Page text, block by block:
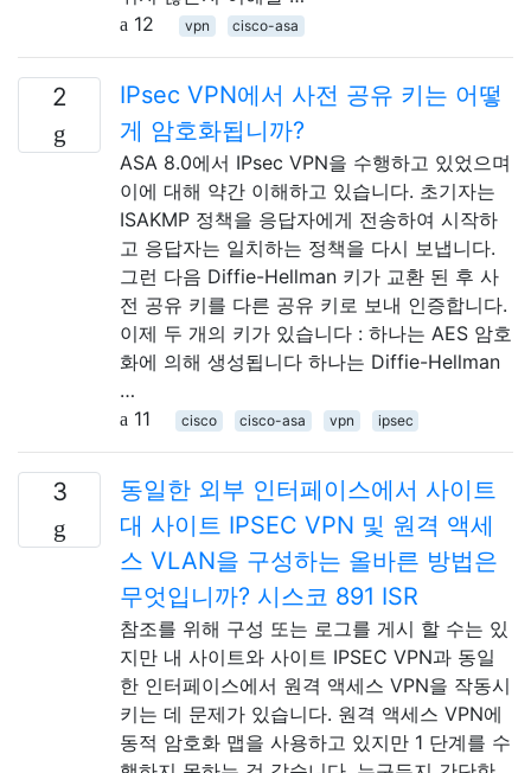
12
vpn cisco-asa
2
IPsec VPN에서 사전 공유 키는 어떻
게 암호화됩니까?
ASA 8.0에서 IPsec VPN을 수행하고 있었으며
이에 대해 약간 이해하고 있습니다. 초기자는
ISAKMP 정책을 응답자에게 전송하여 시작하
고 응답자는 일치하는 정책을 다시 보냅니다.
그런 다음 Diffie-Hellman 키가 교환 된 후 사
전 공유 키를 다른 공유 키로 보내 인증합니다.
이제 두 개의 키가 있습니다 : 하나는 AES 암호
화에 의해 생성됩니다 하나는 Diffie-Hellman
…
11
cisco cisco-asa vpn ipsec
3
동일한 외부 인터페이스에서 사이트
대 사이트 IPSEC VPN 및 원격 액세
스 VLAN을 구성하는 올바른 방법은
무엇입니까? 시스코 891 ISR
참조를 위해 구성 또는 로그를 게시 할 수는 있
지만 내 사이트와 사이트 IPSEC VPN과 동일
한 인터페이스에서 원격 액세스 VPN을 작동시
키는 데 문제가 있습니다. 원격 액세스 VPN에
동적 암호화 맵을 사용하고 있지만 1 단계를 수